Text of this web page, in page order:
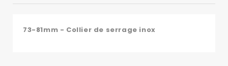
73-81mm - Collier de serrage inox